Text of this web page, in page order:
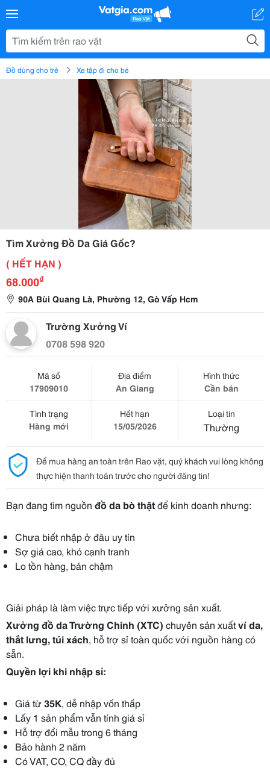
Đồ dùng cho trẻ Xe tập đi cho bé
Tìm Xưởng Đồ Da Giá Gốc?
( HẾT HẠN )
68.000₫
90A Bùi Quang Là, Phường 12, Gò Vấp Hcm
Trường Xưởng Ví
0708 598 920
Mã số
17909010
Địa điểm
An Giang
Hình thức
Cần bán
Tình trạng
Hàng mới
Hết hạn
15/05/2026
Loại tin
Thường
Để mua hàng an toàn trên Rao vặt, quý khách vui lòng không
thực hiện thanh toán trước cho người đăng tin!
Bạn đang tìm nguồn đồ da bò thậtđể kinh doanh nhưng:
Chưa biết nhập ở đâu uy tín
Sợ giá cao, khó cạnh tranh
Lo tồn hàng, bán chậm
Giải pháp là làm việc trực tiếp với xưởng sản xuất.
Xưởng đồ da Trường Chinh (XTC) chuyên sản xuấtví da,
thắt lưng, túi xách, hỗ trợ sỉ toàn quốc với nguồn hàng có
sẵn.
Quyền lợi khi nhập sỉ:
Giá từ35K, dễ nhập vốn thấp
Lấy 1 sản phẩm vẫn tính giá sỉ
Hỗ trợ đổi mẫu trong 6 tháng
Bảo hành 2 năm
Có VAT, CO, CQ đầy đủ